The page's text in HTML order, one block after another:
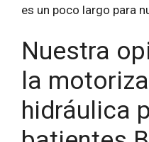
es un poco largo para
Nuestra
la
hidráulica